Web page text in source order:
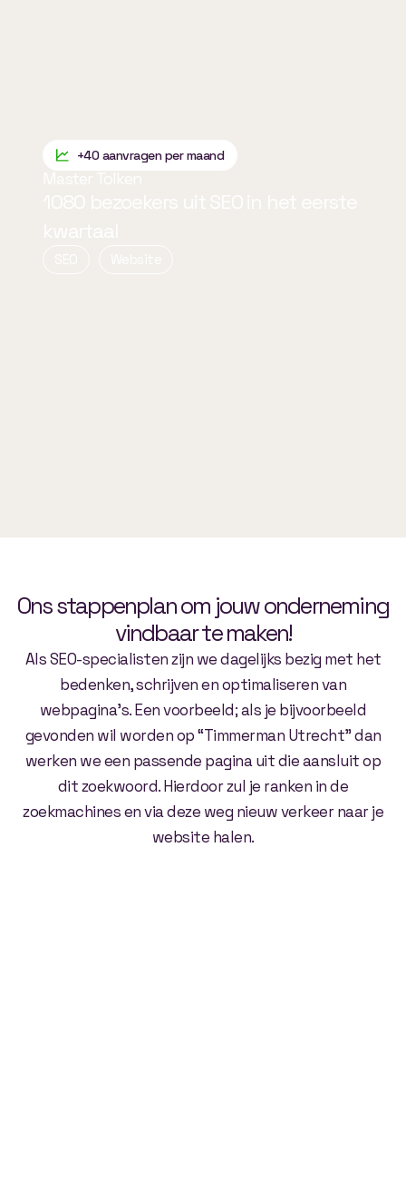
+40 aanvragen per maand
Ons stappenplan om jouw onderneming
vindbaar te maken!
Als SEO-specialisten zijn we dagelijks bezig met het
bedenken, schrijven en optimaliseren van
webpagina’s. Een voorbeeld; als je bijvoorbeeld
gevonden wil worden op “Timmerman Utrecht” dan
werken we een passende pagina uit die aansluit op
dit zoekwoord. Hierdoor zul je ranken in de
zoekmachines en via deze weg nieuw verkeer naar je
website halen.